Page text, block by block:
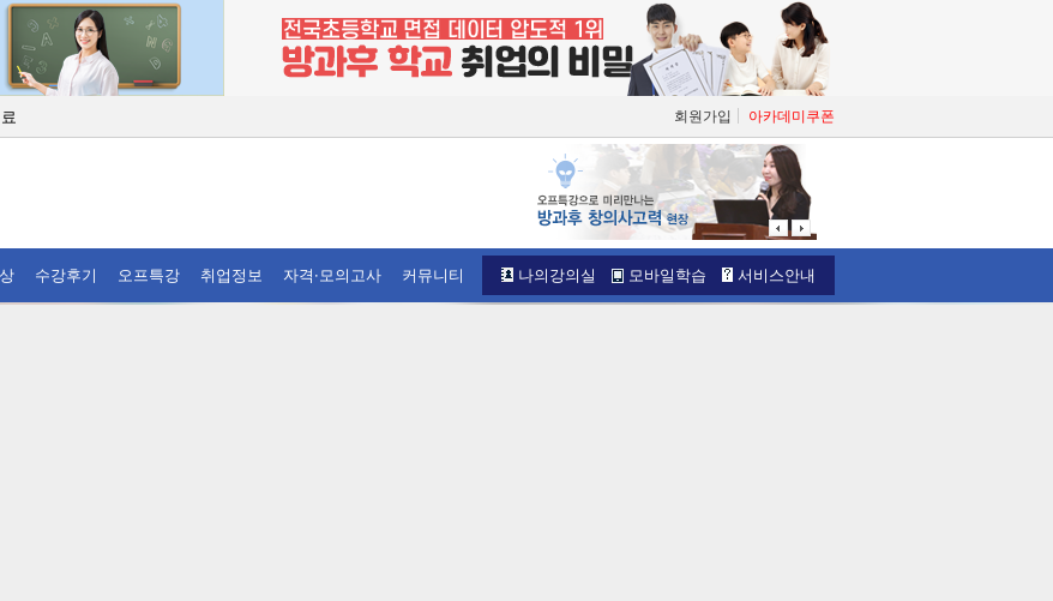
달다
져 '눈길'
기른다
과정 선보여
회원가입 아카데미쿠폰
수강후기 오프특강 취업정보 자격·모의고사 커뮤니티 나의강의실 모바일학습 서비스안내